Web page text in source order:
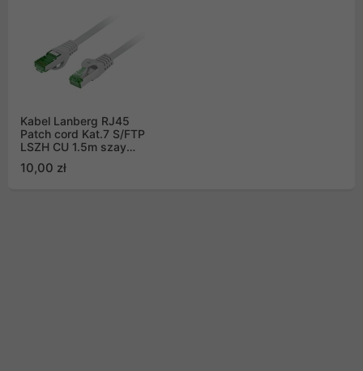
Kabel Lanberg RJ45
Patch cord Kat.7 S/FTP
LSZH CU 1.5m szay
10CU-0150-S)
10,00 zł